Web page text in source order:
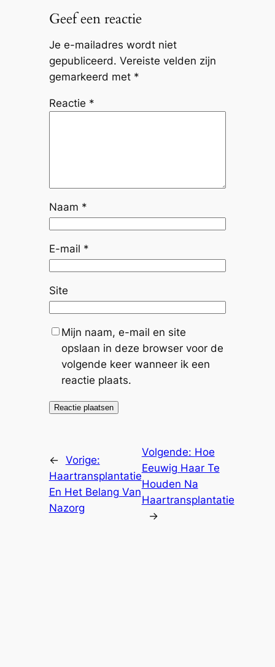
Geef een reactie
Je e-mailadres wordt niet
gepubliceerd. Vereiste velden zijn
gemarkeerd met *
Reactie *
Naam *
E-mail *
Site
Mijn naam, e-mail en site
opslaan in deze browser voor de
volgende keer wanneer ik een
reactie plaats.
← Vorige:
Haartransplantatie
En Het Belang Van
Nazorg
Volgende: Hoe
Eeuwig Haar Te
Houden Na
Haartransplantatie
→